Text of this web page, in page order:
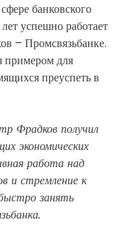
банковского
успешно работает
– Промсвязьбанке.
примером для
преуспеть в
Фрадков получил
экономических
работа над
и стремление к
занять